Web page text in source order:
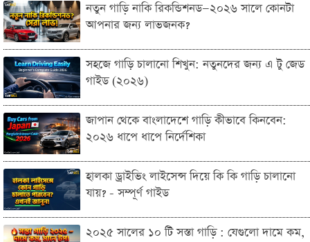
নতুন গাড়ি নাকি রিকন্ডিশনড—২০২৬ সালে কোনটা
আপনার জন্য লাভজনক?
সহজে গাড়ি চালানো শিখুন: নতুনদের জন্য এ টু জেড
গাইড (২০২৬)
জাপান থেকে বাংলাদেশে গাড়ি কীভাবে কিনবেন:
২০২৬ ধাপে ধাপে নির্দেশিকা
হালকা ড্রাইভিং লাইসেন্স দিয়ে কি কি গাড়ি চালানো
যায়? - সম্পূর্ণ গাইড
২০২৫ সালের ১০ টি সস্তা গাড়ি : যেগুলো দামে কম,